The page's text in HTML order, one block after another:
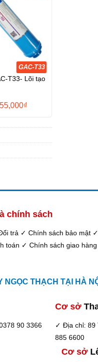
GAC-T33
T33- Lõi tạo
₫
tại
là:
chính sách
trả ✓ Chính sách bảo mật ✓
toán ✓ Chính sách giao hàng
THẠCH TẠI HÀ
90 3366
Cơ sở
✓ Địa chỉ: 89
885 6600
Cơ sở